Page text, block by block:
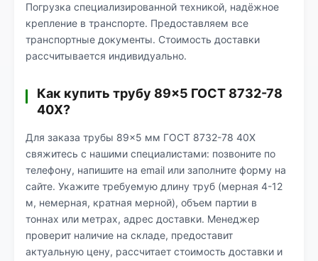
Погрузка специализированной техникой, надёжное
крепление в транспорте. Предоставляем все
транспортные документы. Стоимость доставки
рассчитывается индивидуально.
Как купить трубу 89×5 ГОСТ 8732-78
40Х?
Для заказа трубы 89×5 мм ГОСТ 8732-78 40Х
свяжитесь с нашими специалистами: позвоните по
телефону, напишите на email или заполните форму на
сайте. Укажите требуемую длину труб (мерная 4-12
м, немерная, кратная мерной), объем партии в
тоннах или метрах, адрес доставки. Менеджер
проверит наличие на складе, предоставит
актуальную цену, рассчитает стоимость доставки и